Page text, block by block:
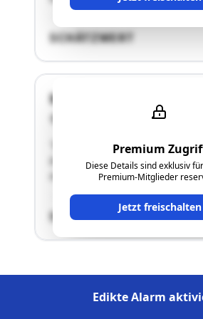
Edikte Alarm
SCHÄTZWERT
Premium
Diese Details sind exklusiv
Premium-Mitglieder
Jetzt freischalten
Maria-Theresia-Straße
"Es handelt sich um ein
Erdgeschoß des "Maria-Theresien-
Hochhauses".Details siehe
SCHÄTZWERT
Edikte Alarm